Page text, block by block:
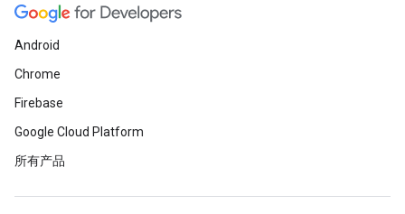
Android
Chrome
Firebase
Google Cloud Platform
所有产品